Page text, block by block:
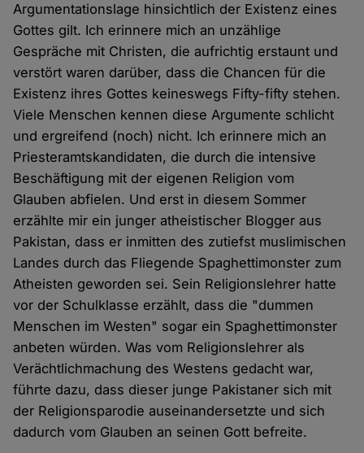
Argumentationslage hinsichtlich der Existenz eines
Gottes gilt. Ich erinnere mich an unzählige
Gespräche mit Christen, die aufrichtig erstaunt und
verstört waren darüber, dass die Chancen für die
Existenz ihres Gottes keineswegs Fifty-fifty stehen.
Viele Menschen kennen diese Argumente schlicht
und ergreifend (noch) nicht. Ich erinnere mich an
Priesteramtskandidaten, die durch die intensive
Beschäftigung mit der eigenen Religion vom
Glauben abfielen. Und erst in diesem Sommer
erzählte mir ein junger atheistischer Blogger aus
Pakistan, dass er inmitten des zutiefst muslimischen
Landes durch das Fliegende Spaghettimonster zum
Atheisten geworden sei. Sein Religionslehrer hatte
vor der Schulklasse erzählt, dass die "dummen
Menschen im Westen" sogar ein Spaghettimonster
anbeten würden. Was vom Religionslehrer als
Verächtlichmachung des Westens gedacht war,
führte dazu, dass dieser junge Pakistaner sich mit
der Religionsparodie auseinandersetzte und sich
dadurch vom Glauben an seinen Gott befreite.